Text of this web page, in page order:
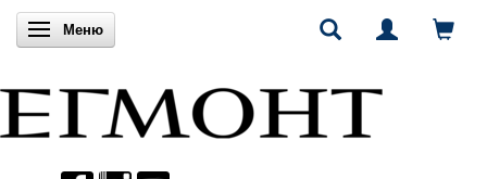
Включи навигацията
Меню